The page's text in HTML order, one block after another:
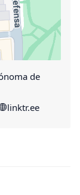
de
linktr.ee